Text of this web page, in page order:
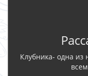
Клубника- одна